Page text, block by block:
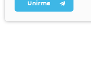
Unirme